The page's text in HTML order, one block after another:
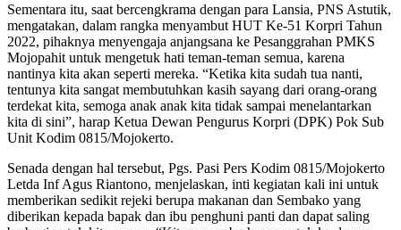
Sementara itu, saat bercengkrama dengan para Lansia, PNS Astutik,
mengatakan, dalam rangka menyambut HUT Ke-51 Korpri Tahun
2022, pihaknya menyengaja anjangsana ke Pesanggrahan PMKS
Mojopahit untuk mengetuk hati teman-teman semua, karena
nantinya kita akan seperti mereka. “Ketika kita sudah tua nanti,
tentunya kita sangat membutuhkan kasih sayang dari orang-orang
terdekat kita, semoga anak anak kita tidak sampai menelantarkan
kita di sini”, harap Ketua Dewan Pengurus Korpri (DPK) Pok Sub
Unit Kodim 0815/Mojokerto.
Senada dengan hal tersebut, Pgs. Pasi Pers Kodim 0815/Mojokerto
Letda Inf Agus Riantono, menjelaskan, inti kegiatan kali ini untuk
memberikan sedikit rejeki berupa makanan dan Sembako yang
diberikan kepada bapak dan ibu penghuni panti dan dapat saling